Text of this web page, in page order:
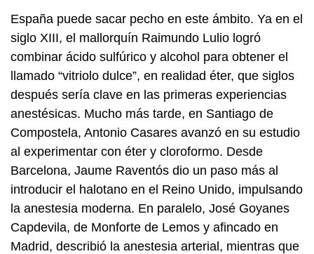
España puede sacar pecho en este ámbito. Ya en el
siglo XIII, el mallorquín Raimundo Lulio logró
combinar ácido sulfúrico y alcohol para obtener el
llamado “vitriolo dulce”, en realidad éter, que siglos
después sería clave en las primeras experiencias
anestésicas. Mucho más tarde, en Santiago de
Compostela, Antonio Casares avanzó en su estudio
al experimentar con éter y cloroformo. Desde
Barcelona, Jaume Raventós dio un paso más al
introducir el halotano en el Reino Unido, impulsando
la anestesia moderna. En paralelo, José Goyanes
Capdevila, de Monforte de Lemos y afincado en
Madrid, describió la anestesia arterial, mientras que